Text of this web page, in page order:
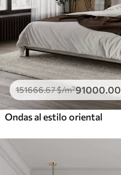
151666.67$/m²91000.00
Ondas al estilo oriental